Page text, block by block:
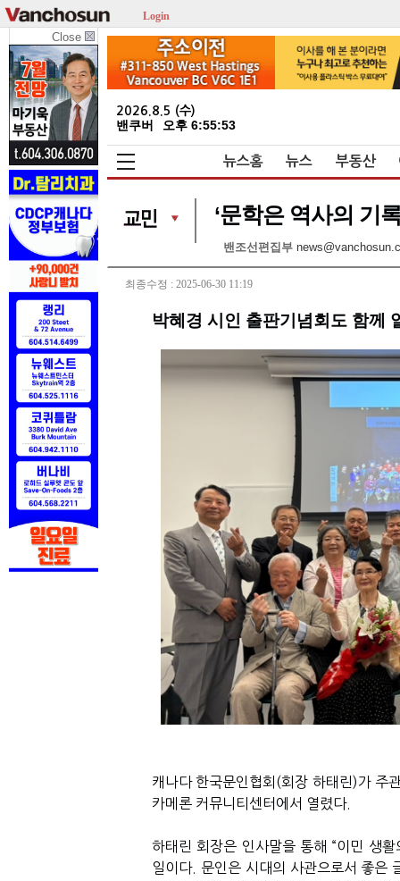
Login
Close
2026.8.5 (수)
밴쿠버 오후 6:55:53
뉴스홈 뉴스 부동산
‘문학은 역사의 기
밴조선편집부
최종수정 : 2025-06-30 11:19
박혜경 시인 출판기념회도 함께
캐나다 한국문인협회 (회장 하태린)가 주
카메론 커뮤니티센터에서 열렸다.
하태린 회장은 인사말을 통해 “이민 생활
일이다. 문인은 시대의 사관으로서 좋은